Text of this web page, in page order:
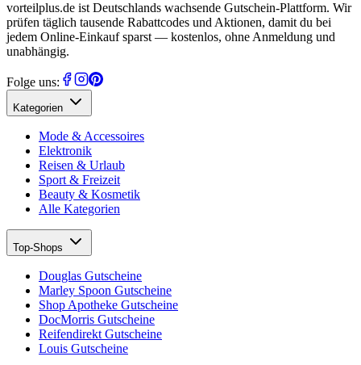
vorteilplus.de ist Deutschlands wachsende Gutschein-Plattform. Wir
prüfen täglich tausende Rabattcodes und Aktionen, damit du bei
jedem Online-Einkauf sparst — kostenlos, ohne Anmeldung und
unabhängig.
Folge uns:
Kategorien
Mode & Accessoires
Elektronik
Reisen & Urlaub
Sport & Freizeit
Beauty & Kosmetik
Alle Kategorien
Top-Shops
Douglas Gutscheine
Marley Spoon Gutscheine
Shop Apotheke Gutscheine
DocMorris Gutscheine
Reifendirekt Gutscheine
Louis Gutscheine